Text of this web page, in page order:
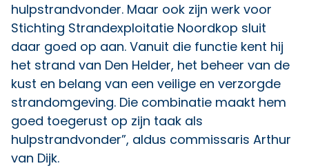
hulpstrandvonder. Maar ook zijn werk voor
Stichting Strandexploitatie Noordkop sluit
daar goed op aan. Vanuit die functie kent hij
het strand van Den Helder, het beheer van de
kust en belang van een veilige en verzorgde
strandomgeving. Die combinatie maakt hem
goed toegerust op zijn taak als
hulpstrandvonder”, aldus commissaris Arthur
van Dijk.